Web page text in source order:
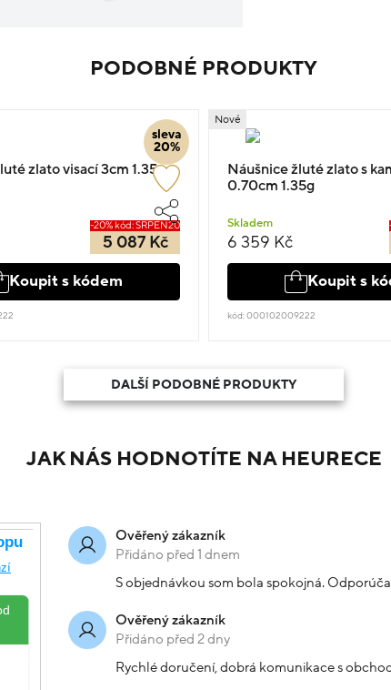
PODOBNÉ PRODUKTY
sleva
20%
zlato visací 3cm 1.35g
-20% kód: SRPEN20
5 087 Kč
Koupit s kódem
Nové
Náušnice žluté zlato s
0.70cm 1.35g
Skladem
6 359 Kč
Koupit s
kód: 000102009222
DALŠÍ PODOBNÉ PRODUKTY
JAK NÁS HODNOTÍTE NA HEURECE
Ověřený zákazník
Přidáno před 1 dnem
S objednávkou som bola spokojná.
Ověřený zákazník
Přidáno před 2 dny
Rychlé doručení, dobrá komunikace s